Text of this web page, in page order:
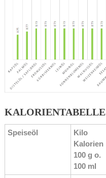
KALORIENTABELLE
Speiseöl
Kilo
Kalorien
100 g o.
100 ml